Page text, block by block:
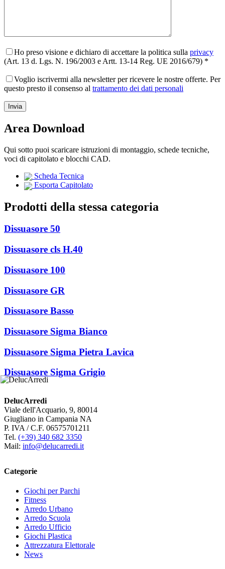
Ho preso visione e dichiaro di accettare la politica sulla privacy
(Art. 13 d. Lgs. N. 196/2003 e Artt. 13-14 Reg. UE 2016/679) *
Voglio iscrivermi alla newsletter per ricevere le nostre offerte. Per
questo presto il consenso al trattamento dei dati personali
Area Download
Qui sotto puoi scaricare istruzioni di montaggio, schede tecniche,
voci di capitolato e blocchi CAD.
Scheda Tecnica
Esporta Capitolato
Prodotti della stessa categoria
Dissuasore 50
Dissuasore cls H.40
Dissuasore 100
Dissuasore GR
Dissuasore Basso
Dissuasore Sigma Bianco
Dissuasore Sigma Pietra Lavica
Dissuasore Sigma Grigio
DelucArredi
Viale dell'Acquario, 9, 80014
Giugliano in Campania NA
P. IVA / C.F. 06575701211
Tel. (+39) 340 682 3350
Mail: info@delucarredi.it
Categorie
Giochi per Parchi
Fitness
Arredo Urbano
Arredo Scuola
Arredo Ufficio
Giochi Plastica
Attrezzatura Elettorale
News